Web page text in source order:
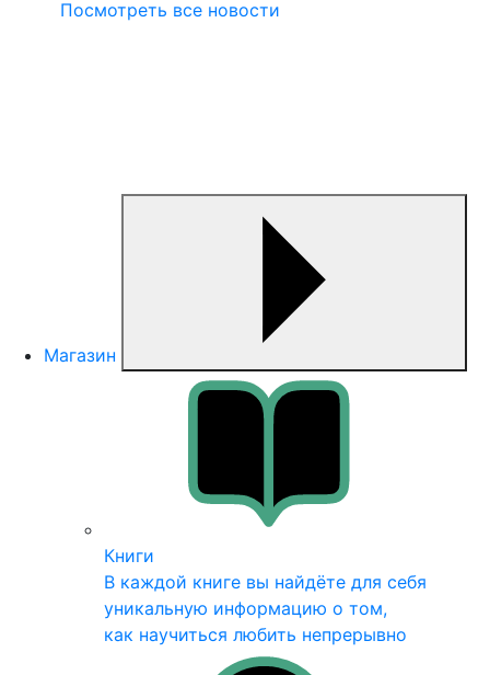
Посмотреть все новости
Магазин
Книги
В каждой книге вы найдёте для себя
уникальную информацию о том,
как научиться любить непрерывно